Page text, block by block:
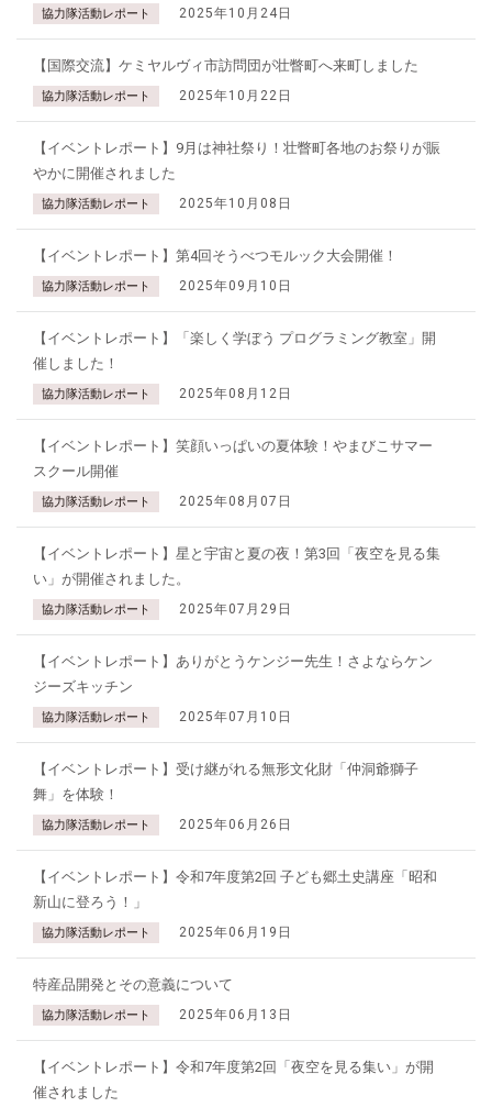
協力隊活動レポート 2025年10月24日
【国際交流】ケミヤルヴィ市訪問団が壮瞥町へ来町しました
協力隊活動レポート 2025年10月22日
【イベントレポート】9月は神社祭り！壮瞥町各地のお祭りが賑
やかに開催されました
協力隊活動レポート 2025年10月08日
【イベントレポート】第4回そうべつモルック大会開催！
協力隊活動レポート 2025年09月10日
【イベントレポート】「楽しく学ぼう プログラミング教室」開
催しました！
協力隊活動レポート 2025年08月12日
【イベントレポート】笑顔いっぱいの夏体験！やまびこサマー
スクール開催
協力隊活動レポート 2025年08月07日
【イベントレポート】星と宇宙と夏の夜！第3回「夜空を見る集
い」が開催されました。
協力隊活動レポート 2025年07月29日
【イベントレポート】ありがとうケンジー先生！さよならケン
ジーズキッチン
協力隊活動レポート 2025年07月10日
【イベントレポート】受け継がれる無形文化財「仲洞爺獅子
舞」を体験！
協力隊活動レポート 2025年06月26日
【イベントレポート】令和7年度第2回 子ども郷土史講座「昭和
新山に登ろう！」
協力隊活動レポート 2025年06月19日
特産品開発とその意義について
協力隊活動レポート 2025年06月13日
【イベントレポート】令和7年度第2回「夜空を見る集い」が開
催されました